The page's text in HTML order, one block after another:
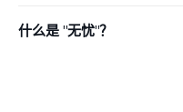
什么是 "无忧"？